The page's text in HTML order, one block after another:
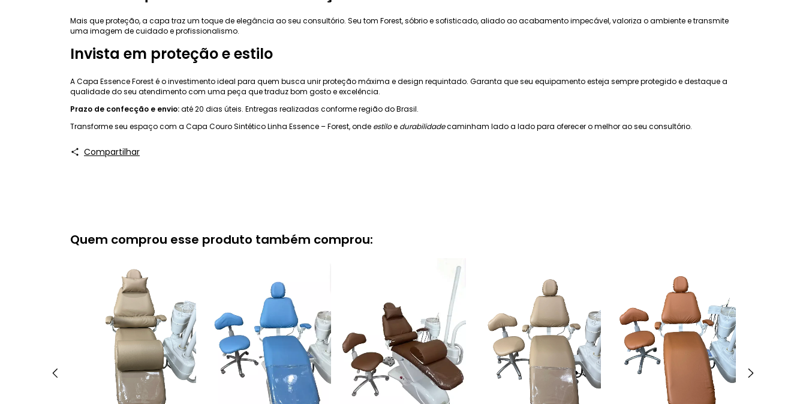
Mais que proteção, a capa traz um toque de elegância ao seu consultório. Seu tom Forest, sóbrio e sofisticado, aliado ao acabamento impecável, valoriza o ambiente e transmite
uma imagem de cuidado e profissionalismo.
Invista em proteção e estilo
A Capa Essence Forest é o investimento ideal para quem busca unir proteção máxima e design requintado. Garanta que seu equipamento esteja sempre protegido e destaque a
qualidade do seu atendimento com uma peça que traduz bom gosto e excelência.
Prazo de confecção e envio:até 20 dias úteis. Entregas realizadas conforme região do Brasil.
Transforme seu espaço com a Capa Couro Sintético Linha Essence – Forest, onde estiloe durabilidadecaminham lado a lado para oferecer o melhor ao seu consultório.
Compartilhar
Quem comprou esse produto também comprou: